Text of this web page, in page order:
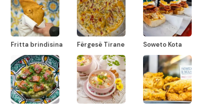
Fritta brindisina Fërgesë Tirane Soweto Kota